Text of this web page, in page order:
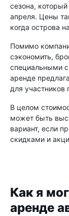
сезона,
апреля. Цены
когда острова
Помимо
сэкономить,
специальными
аренде
для участников
В целом
может быть
вариант, если
скидками и
Как я
аренде